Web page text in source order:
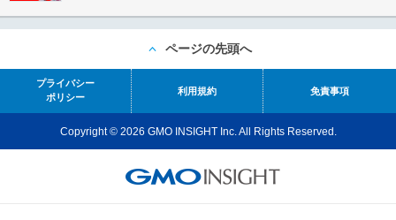
ページの先頭へ
プライバシー
ポリシー
利用規約 免責事項
Copyright © 2026 GMO INSIGHT Inc. All Rights Reserved.